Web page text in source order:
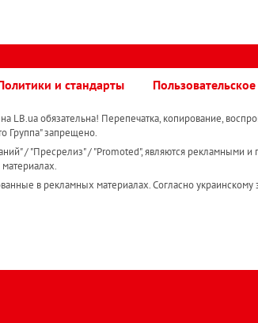
и стандарты
обязательна! Перепечатка, копирование,
Группа" запрещено.
/ "Пресрелиз" / "Promoted", являются рекламными и
материалах.
в рекламных материалах. Согласно украинскому